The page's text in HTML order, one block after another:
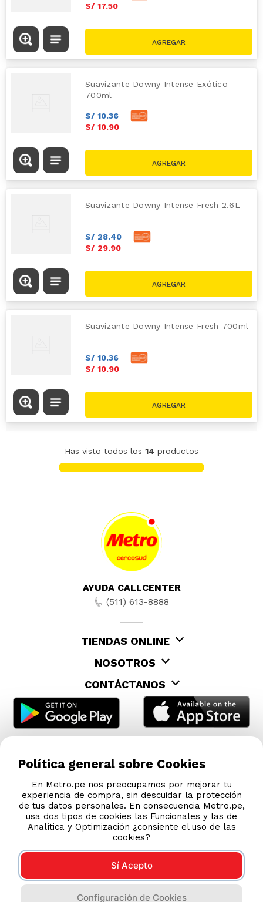
S/ 17.50
Suavizante Downy Intense Exótico
700ml
S/ 10.36
S/ 10.90
Suavizante Downy Intense Fresh 2.6L
S/ 28.40
S/ 29.90
Suavizante Downy Intense Fresh 700ml
S/ 10.36
S/ 10.90
Has visto todos los 14 productos
AYUDA CALLCENTER
(511) 613-8888
TIENDAS ONLINE
NOSOTROS
CONTÁCTANOS
COMPRAS 100% SEGURAS
Esta tienda usa Niubiz para realizar transacciones
Política general sobre Cookies
En Metro.pe nos preocupamos por mejorar tu
experiencia de compra, sin descuidar la protección
de tus datos personales. En consecuencia Metro.pe,
usa dos tipos de cookies las Funcionales y las de
Analítica y Optimización ¿consiente el uso de las
cookies?
Sí Acepto
Configuración de Cookies